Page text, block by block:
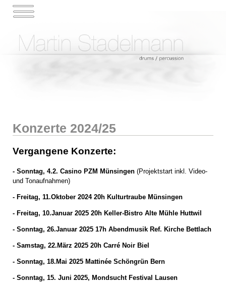
Konzerte 2024/25
Vergangene Konzerte:
- Sonntag, 4.2. Casino PZM Münsingen (Projektstart inkl. Video-
und Tonaufnahmen)
- Freitag, 11.Oktober 2024 20h Kulturtraube Münsingen
- Freitag, 10.Januar 2025 20h Keller-Bistro Alte Mühle Huttwil
- Sonntag, 26.Januar 2025 17h Abendmusik Ref. Kirche Bettlach
- Samstag, 22.März 2025 20h Carré Noir Biel
- Sonntag, 18.Mai 2025 Mattinée Schöngrün Bern
- Sonntag, 15. Juni 2025, Mondsucht Festival Lausen